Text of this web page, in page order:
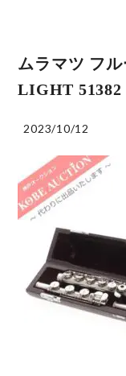
ムラマツ フ
LIGHT 51382
2023/10/12